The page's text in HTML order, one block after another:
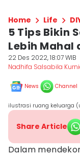
Home Life
5 Tips Bikin
Lebih Mahal
22 Des 2022, 18:07 WIB
Nadhifa Salsabila
News Channel
ilustrasi ruang keluarga
Share Article
Dalam